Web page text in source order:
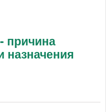
причина
назначения